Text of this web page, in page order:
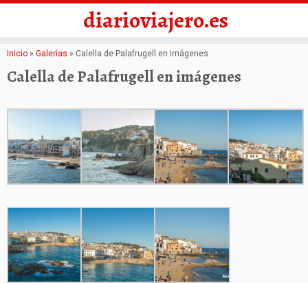
Saltar
diarioviajero.es
Inicio » Galerias » Calella de Palafrugell en imágenes
Calella de Palafrugell en imágenes